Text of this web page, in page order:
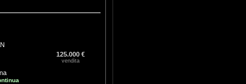
125.000 €
vendita